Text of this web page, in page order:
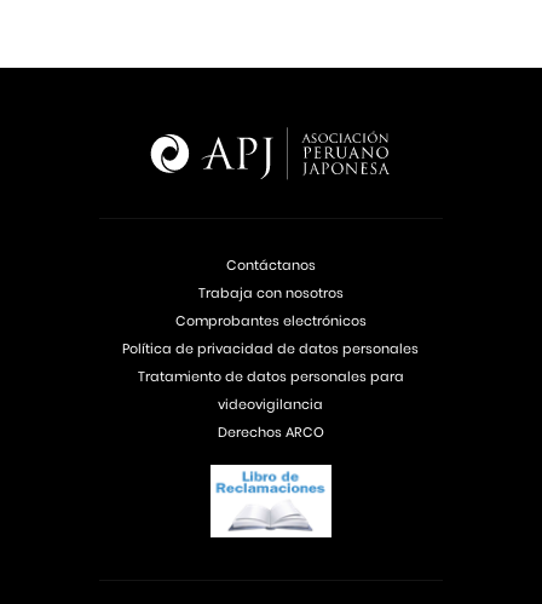
Contáctanos
Trabaja con nosotros
Comprobantes electrónicos
Política de privacidad de datos personales
Tratamiento de datos personales para
videovigilancia
Derechos ARCO